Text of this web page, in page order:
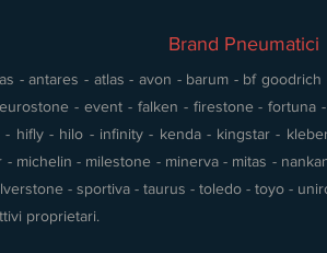
Brand Pneumatici
- antares - atlas - avon - barum - bf
- event - falken - firestone - fortuna
- hifly - hilo - infinity - kenda - kingstar -
michelin - milestone - minerva - mitas -
- sportiva - taurus - toledo - toyo -
proprietari.